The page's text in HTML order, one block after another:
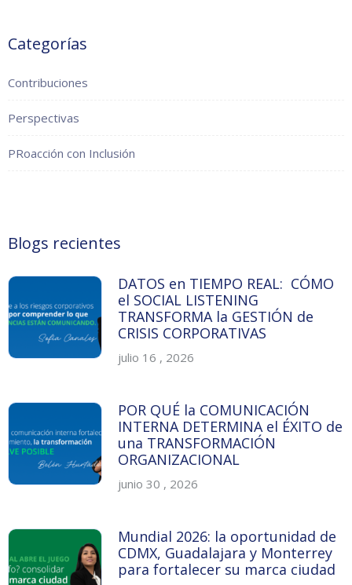
Categorías
Contribuciones
Perspectivas
PRoacción con Inclusión
Blogs recientes
DATOS en TIEMPO REAL: CÓMO
el SOCIAL LISTENING
TRANSFORMA la GESTIÓN de
CRISIS CORPORATIVAS
julio 16 , 2026
POR QUÉ la COMUNICACIÓN
INTERNA DETERMINA el ÉXITO de
una TRANSFORMACIÓN
ORGANIZACIONAL
junio 30 , 2026
Mundial 2026: la oportunidad de
CDMX, Guadalajara y Monterrey
para fortalecer su marca ciudad